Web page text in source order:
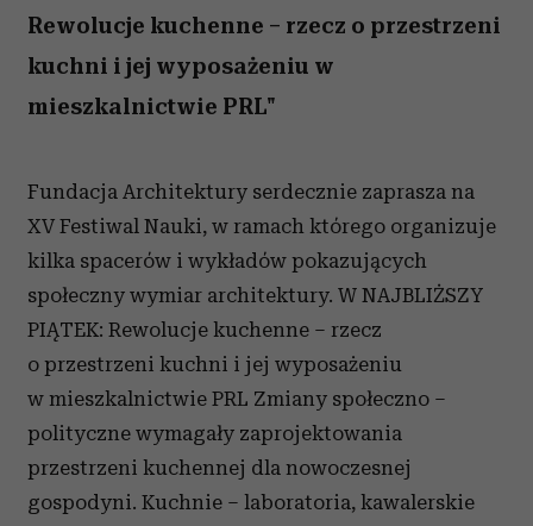
Rewolucje kuchenne – rzecz o przestrzeni
kuchni i jej wyposażeniu w
mieszkalnictwie PRL"
Fundacja Architektury serdecznie zaprasza na
XV Festiwal Nauki, w ramach którego organizuje
kilka spacerów i wykładów pokazujących
społeczny wymiar architektury. W NAJBLIŻSZY
PIĄTEK: Rewolucje kuchenne – rzecz
o przestrzeni kuchni i jej wyposażeniu
w mieszkalnictwie PRL Zmiany społeczno –
polityczne wymagały zaprojektowania
przestrzeni kuchennej dla nowoczesnej
gospodyni. Kuchnie – laboratoria, kawalerskie